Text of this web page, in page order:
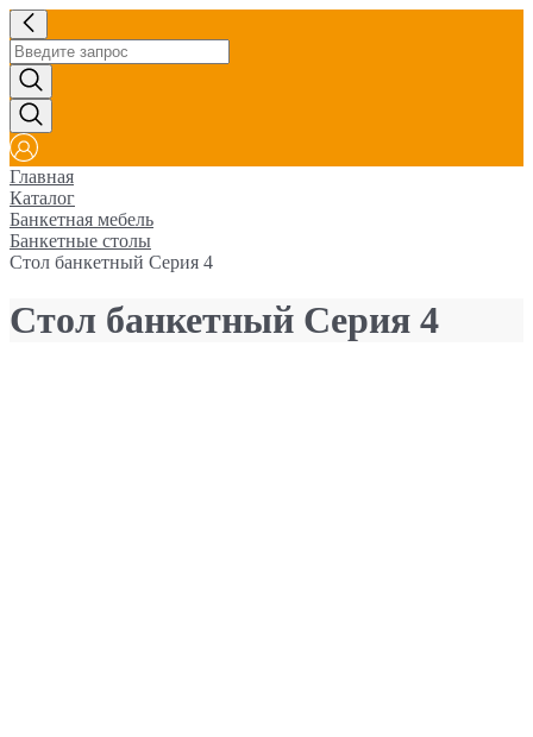
Главная
Каталог
Банкетная мебель
Банкетные столы
Стол банкетный Серия 4
Стол банкетный Серия 4